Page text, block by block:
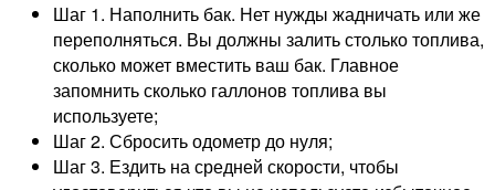
Шаг 1. Наполнить бак. Нет нужды жадничать или же
переполняться. Вы должны залить столько топлива,
сколько может вместить ваш бак. Главное
запомнить сколько галлонов топлива вы
используете;
Шаг 2. Сбросить одометр до нуля;
Шаг 3. Ездить на средней скорости, чтобы